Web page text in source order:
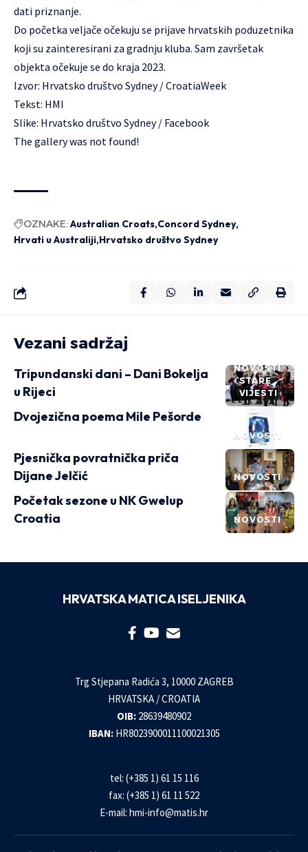
dati priznanje.
Do početka veljače očekuju se prijave hrvatskih poduzetnika
koji su zainteresirani za gradnju kluba. Sam završetak
objekta očekuje se do kraja 2023.
Izvor: Hrvatsko društvo Sydney/CroatiaWeek
Tekst: HMI
Slike: Hrvatsko društvo Sydney / Facebook
The gallery was not found!
OZNAKE:Australian Croats Concord Sydney
Hrvati u Australiji Hrvatsko društvo Sydney
Vezani sadržaj
NOVOSTI
STARE
VIJESTI
Tripundanski dani – Dani Bokelja
u Rijeci
NOVOSTI
Dvojezična poema Mile Pešorde
NOVOSTI
Pjesnička povratnička priča
Dijane Jelčić
NOVOSTI
Početak sezone u NK Gwelup
Croatia
HRVATSKA MATICA ISELJENIKA
Trg Stjepana Radića 3, 10000 ZAGREB
HRVATSKA / CROATIA
OIB: 28639480902
IBAN: HR8023900011100021305
tel: (+385 1) 61 15 116
fax: (+385 1) 61 11 522
E-mail: hmi-info@matis.hr